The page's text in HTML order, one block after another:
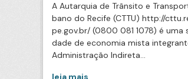
A Autarquia de Trânsito e
bano do Recife (CTTU) http://
pe.gov.br/ (0800 081 1078) é uma
dade de economia mista
Administração Indireta...
leia mais